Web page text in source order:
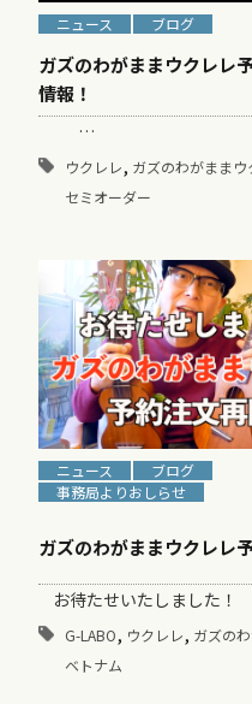
ニュース ブログ
ガズのわがままウクレレ
情報！
…
ウクレレ, ガズのわがままウ
セミオーダー
ニュース
ブログ
事務局よりおしらせ
ガズのわがままウクレレ
お待たせいたしました
G-LABO, ウクレレ, ガズの
ベトナム